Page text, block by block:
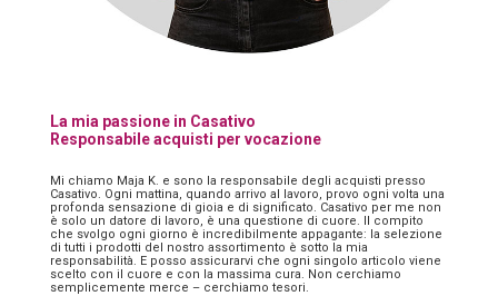
La mia passione in Casativo
Responsabile acquisti per vocazione
Mi chiamo Maja K. e sono la responsabile degli acquisti presso
Casativo. Ogni mattina, quando arrivo al lavoro, provo ogni volta una
profonda sensazione di gioia e di significato. Casativo per me non
è solo un datore di lavoro, è una questione di cuore. Il compito
che svolgo ogni giorno è incredibilmente appagante: la selezione
di tutti i prodotti del nostro assortimento è sotto la mia
responsabilità. E posso assicurarvi che ogni singolo articolo viene
scelto con il cuore e con la massima cura. Non cerchiamo
semplicemente merce – cerchiamo tesori.